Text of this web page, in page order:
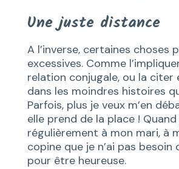
Une juste distance
A l’inverse, certaines choses
excessives. Comme
relation conjugale, ou la citer
dans les moindres histoires
Parfois, plus je veux m’en
elle prend de la place !
régulièrement à mon mari, à
copine que je n’ai pas besoin
pour être heureuse.